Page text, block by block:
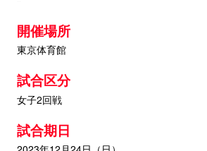
開催場所
東京体育館
試合区分
女子2回戦
試合期日